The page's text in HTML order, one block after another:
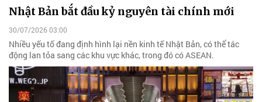
Nhật Bản bắt đầu kỷ nguyên tài chính mới
30/07/2026 03:00
Nhiều yếu tố đang định hình lại nền kinh tế Nhật Bản, có thể tác
động lan tỏa sang các khu vực khác, trong đó có ASEAN.